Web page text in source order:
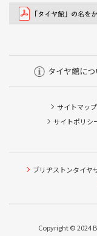
タイヤ館につ
サイトマップ
サイトポリシ
ブリヂストンタイヤ
Copyright © 2024
タイヤ点検・安
ピット作業の予
本日のタイヤ履